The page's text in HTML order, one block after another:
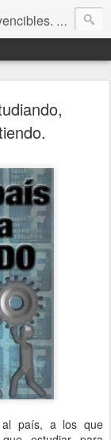
que no se rinden”. Frida Kahlo
al país, a los que